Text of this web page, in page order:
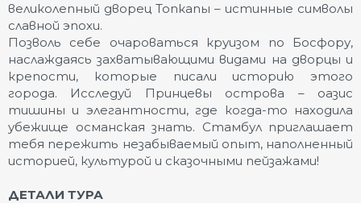
великолепный дворец Топкапы – истинные символы
славной эпохи.
Позволь себе очароваться круизом по Босфору,
наслаждаясь захватывающими видами на дворцы и
крепости, которые писали историю этого
города. Исследуй Принцевы острова – оазис
тишины и элегантности, где когда-то находила
убежище османская знать. Стамбул приглашает
тебя пережить незабываемый опыт, наполненный
историей, культурой и сказочными пейзажами!
ДЕТАЛИ ТУРА